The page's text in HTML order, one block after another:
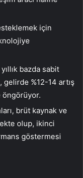
için
bazda sabit
%12-14 artış
öngörüyor.
brüt kaynak ve
olup, ikinci
göstermesi